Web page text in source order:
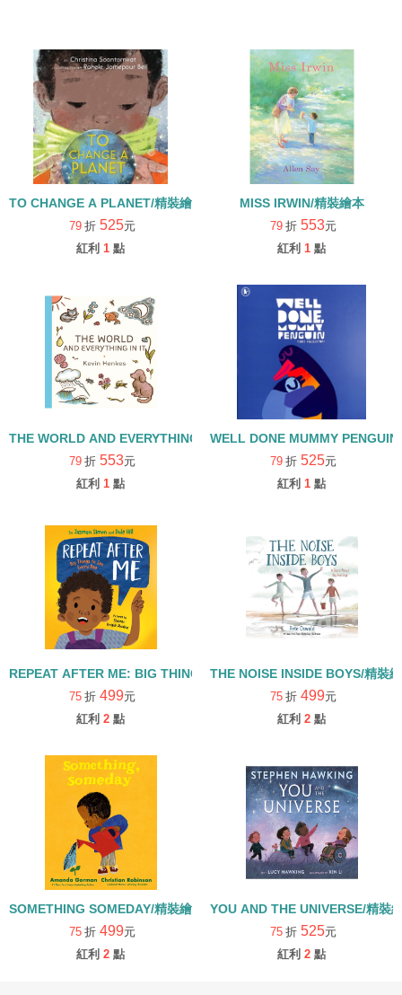
TO CHANGE A PLANET/精裝繪本
79 折 525元
紅利 1 點
MISS IRWIN/精裝繪本
79 折 553元
紅利 1 點
THE WORLD AND EVERYTHING IN IT/精裝繪本
79 折 553元
紅利 1 點
WELL DONE MUMMY
79 折 525元
紅利 1 點
REPEAT AFTER ME: BIG THINGS TO SAY EVERY DAY/精裝繪本
75 折 499元
紅利 2 點
THE NOISE INSIDE BOYS/精裝
75 折 499元
紅利 2 點
SOMETHING SOMEDAY/精裝繪本
75 折 499元
紅利 2 點
YOU AND THE UNIVERSE/精裝
75 折 525元
紅利 2 點